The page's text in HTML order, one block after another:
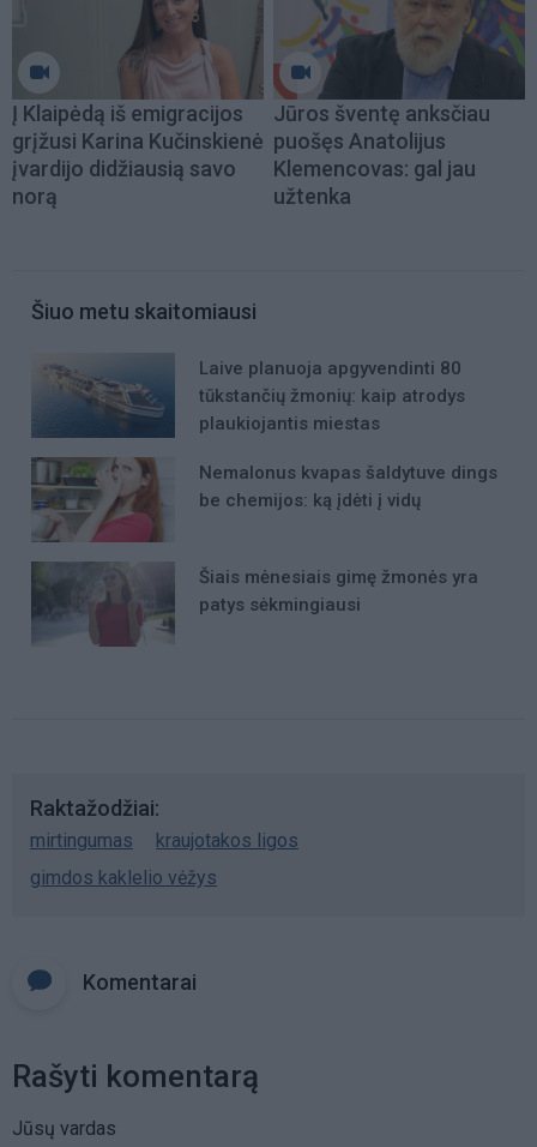
Į Klaipėdą iš emigracijos
grįžusi Karina Kučinskienė
įvardijo didžiausią savo
norą
Jūros šventę anksčiau
puošęs Anatolijus
Klemencovas: gal jau
užtenka
Šiuo metu skaitomiausi
Laive planuoja apgyvendinti 80
tūkstančių žmonių: kaip atrodys
plaukiojantis miestas
Nemalonus kvapas šaldytuve dings
be chemijos: ką įdėti į vidų
Šiais mėnesiais gimę žmonės yra
patys sėkmingiausi
Raktažodžiai
mirtingumas
kraujotakos ligos
gimdos kaklelio vėžys
Komentarai
Rašyti komentarą
Jūsų vardas